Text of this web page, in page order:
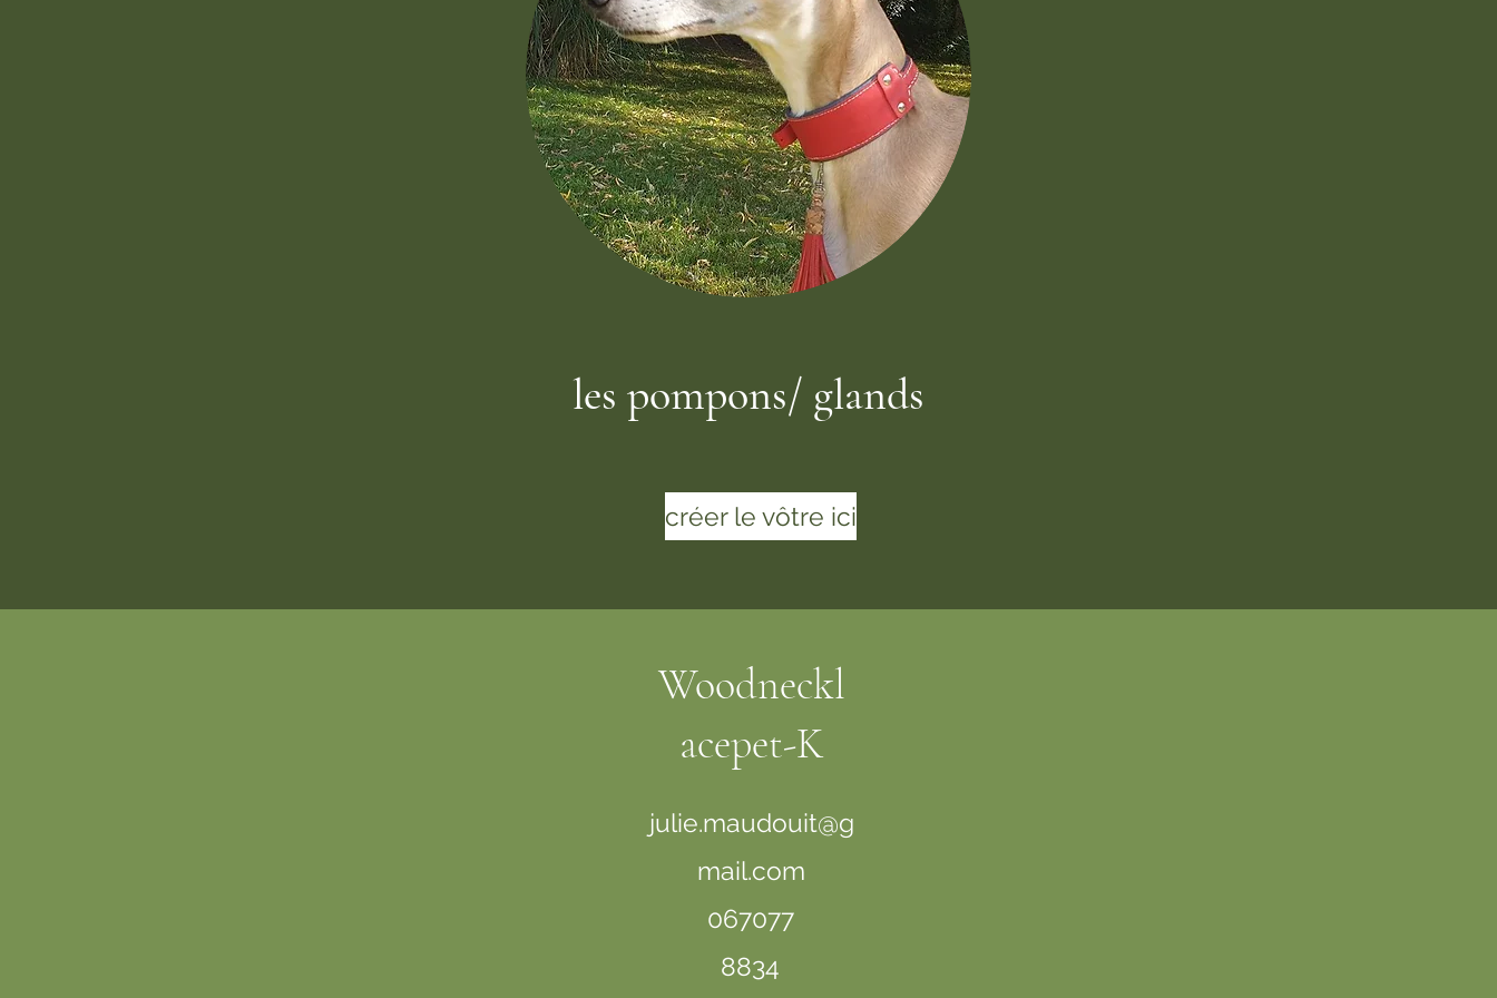
les pompons/ glands
créer le vôtre ici
Woodneckl
acepet-K
julie.maudouit@g
mail.com
067077
8834